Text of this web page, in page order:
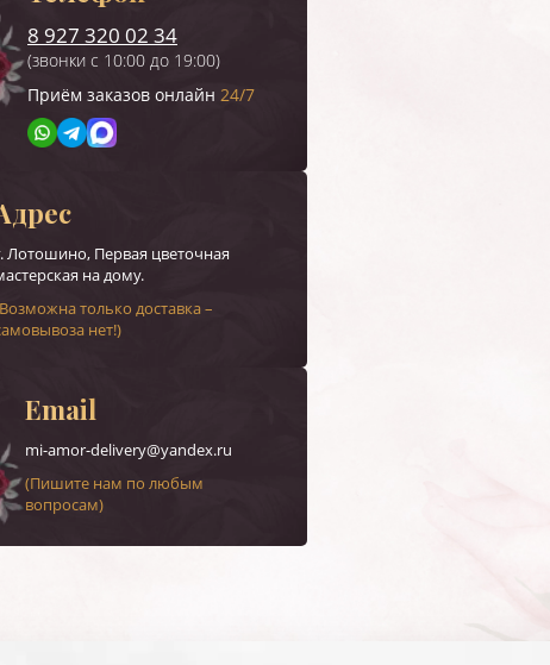
8 927 320 02 34
(звонки с 10:00 до 19:00)
Приём заказов онлайн 24/7
Лотошино, Первая цветочная
на дому.
только доставка –
нет!)
Email
mi-amor-delivery@yandex.ru
(Пишите нам по любым
вопросам)